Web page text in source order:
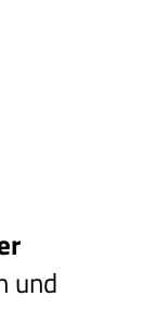
und